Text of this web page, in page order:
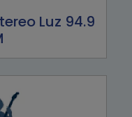
Luz 94.9